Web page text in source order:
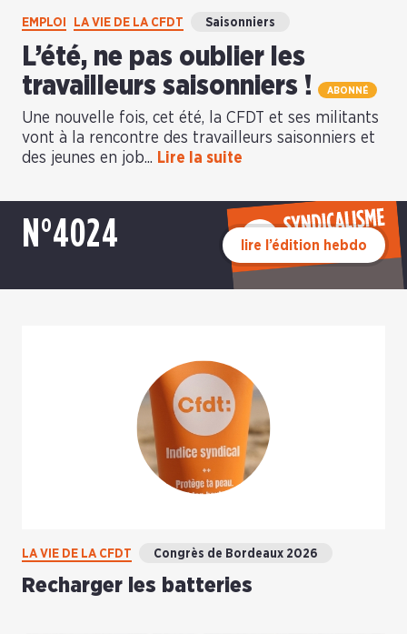
EMPLOI LA VIE DE LA CFDT Saisonniers
L’été, ne pas oublier les
travailleurs saisonniers !
ABONNÉ
Une nouvelle fois, cet été, la CFDT et ses militants
vont à la rencontre des travailleurs saisonniers et
des jeunes en job... Lire la suite
N°4024 lire l’édition hebdo
LA VIE DE LA CFDT Congrès de Bordeaux 2026
Recharger les batteries